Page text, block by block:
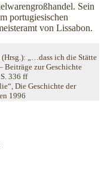
Sein
portugiesischen
von Lissabon.
„…dass ich die Stätte
Beiträge zur Geschichte
336 ff
Die Geschichte der
1996